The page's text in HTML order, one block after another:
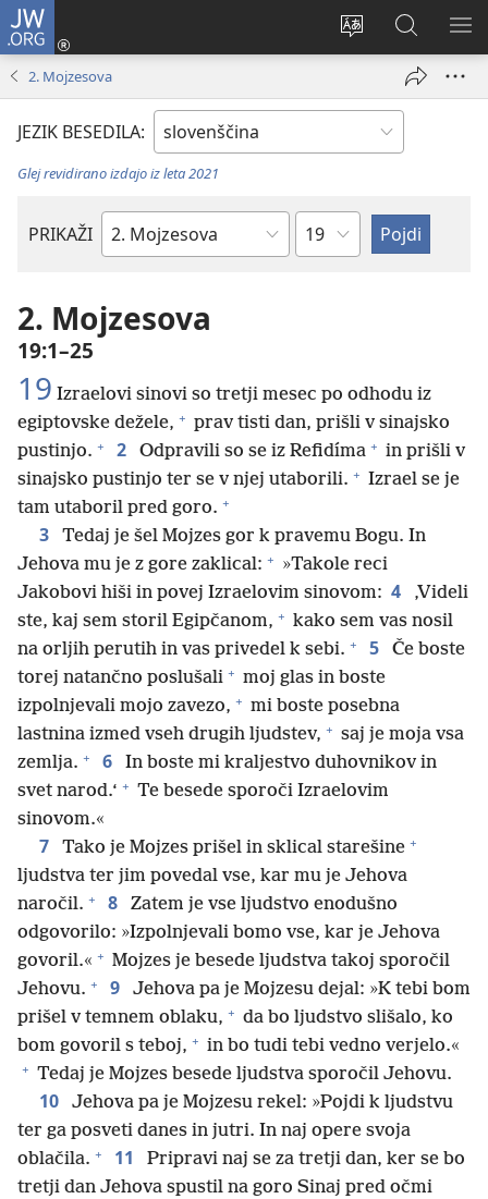
JW.ORG
Spremeni
spletnega
mesta
Prijava
(odpre
Iskanje
po
JW.ORG
2. Mojzesova
JEZIK BESEDILA:
Glej revidirano izdajo iz leta 2021
PRIKAŽI
Po
knjigi
Poglavje
2. Mojzesova
19:1–25
19 Izraelovi sinovi so tretji mesec po odhodu iz
egiptovske dežele, + prav tisti dan, prišli v sinajsko
pustinjo. + 2 Odpravili so se iz Refidíma + in prišli v
sinajsko pustinjo ter se v njej utaborili. + Izrael se je
tam utaboril pred goro. +
3
Tedaj je šel Mojzes gor k pravemu Bogu. In
Jehova mu je z gore zaklical: + »Takole reci
Jakobovi hiši in povej Izraelovim sinovom: 4
‚Videli
ste, kaj sem storil Egipčanom, + kako sem vas nosil
na orljih perutih in vas privedel k sebi. + 5
Če boste
torej natančno poslušali + moj glas in boste
izpolnjevali mojo zavezo, + mi boste posebna
lastnina izmed vseh drugih ljudstev, + saj je moja vsa
zemlja. + 6
In boste mi kraljestvo duhovnikov in
svet narod.‘ + Te besede sporoči Izraelovim
sinovom.«
7 Tako je Mojzes prišel in sklical starešine +
ljudstva ter jim povedal vse, kar mu je Jehova
naročil. + 8
Zatem je vse ljudstvo enodušno
odgovorilo: »Izpolnjevali bomo vse, kar je Jehova
govoril.« + Mojzes je besede ljudstva takoj sporočil
Jehovu. + 9
Jehova pa je Mojzesu dejal: »K tebi bom
prišel v temnem oblaku, + da bo ljudstvo slišalo, ko
bom govoril s teboj, + in bo tudi tebi vedno verjelo.«
+ Tedaj je Mojzes besede ljudstva sporočil Jehovu.
10
Jehova pa je Mojzesu rekel: »Pojdi k ljudstvu
ter ga posveti danes in jutri. In naj opere svoja
oblačila. + 11
Pripravi naj se za tretji dan, ker se bo
tretji dan Jehova spustil na goro Sinaj pred očmi